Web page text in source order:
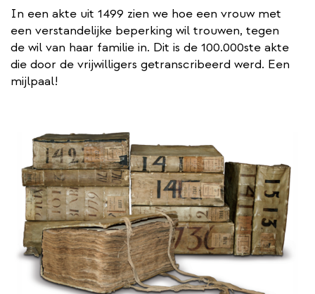
In een akte uit 1499 zien we hoe een vrouw met
een verstandelijke beperking wil trouwen, tegen
de wil van haar familie in. Dit is de 100.000ste akte
die door de vrijwilligers getranscribeerd werd. Een
mijlpaal!